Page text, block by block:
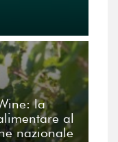
la
al
nazionale